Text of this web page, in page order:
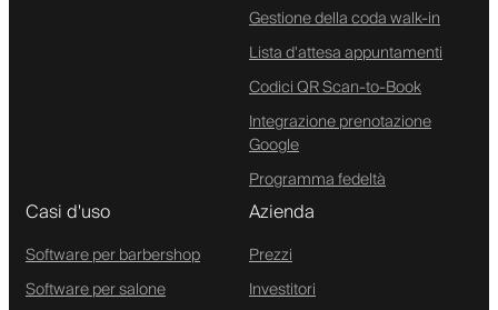
Gestione della coda walk-in
Lista d'attesa appuntamenti
Codici QR Scan-to-Book
Integrazione prenotazione
Google
Programma fedeltà
Casi d'uso
Software per barbershop
Software per salone
Azienda
Prezzi
Investitori